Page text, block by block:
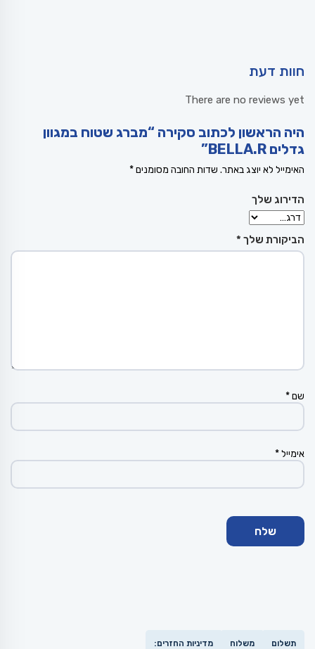
חוות דעת
There are no reviews yet
היה הראשון לכתוב סקירה “מברג שטוח במגוון
גדלים BELLA.R”
האימייל לא יוצג באתר. שדות החובה מסומנים*
הדירוג שלך
הביקורת שלך *
שם*
אימייל*
תשלום משלוח מדיניות החזרים: